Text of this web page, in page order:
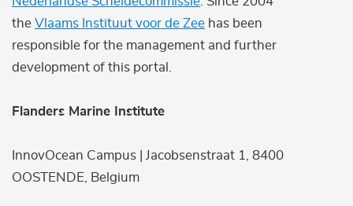
the Vlaams Instituut voor de Zee has been
responsible for the management and further
development of this portal.
Flanders Marine Institute
InnovOcean Campus | Jacobsenstraat 1, 8400
OOSTENDE, Belgium